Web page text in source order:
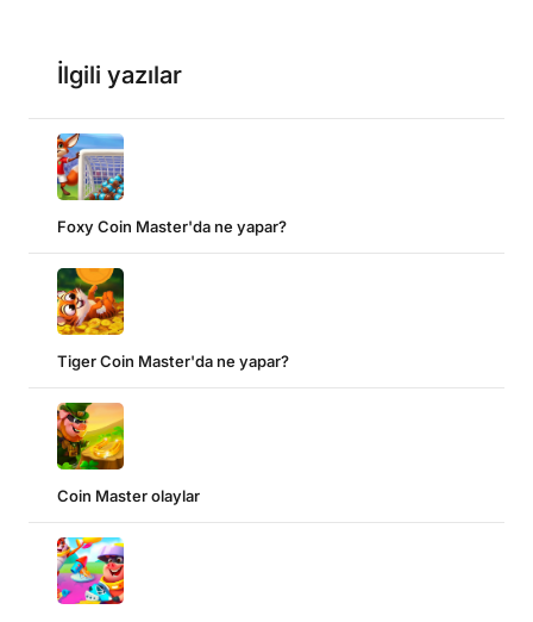
İlgili yazılar
Foxy Coin Master'da ne yapar?
Tiger Coin Master'da ne yapar?
Coin Master olaylar